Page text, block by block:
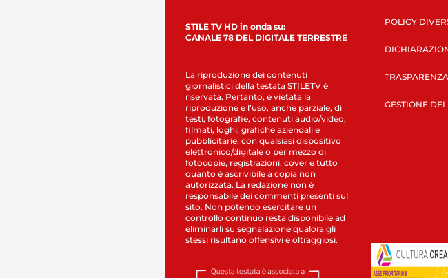
STILE TV HD in onda su:
CANALE 78 DEL DIGITALE TERRESTRE
La riproduzione dei contenuti
giornalistici della testata STILETV è
riservata. Pertanto, è vietata la
riproduzione e l’uso, anche parziale, di
testi, fotografie, contenuti audio/video,
filmati, loghi, grafiche aziendali e
pubblicitarie, con qualsiasi dispositivo
elettronico/digitale o per mezzo di
fotocopie, registrazioni, cover e tutto
quanto è ascrivibile a copia non
autorizzata. La redazione non è
responsabile dei commenti presenti sul
sito. Non potendo esercitare un
controllo continuo resta disponibile ad
eliminarli su segnalazione qualora gli
stessi risultano offensivi e oltraggiosi.
POLICY
TRASPARENZA
GESTIONE DEI